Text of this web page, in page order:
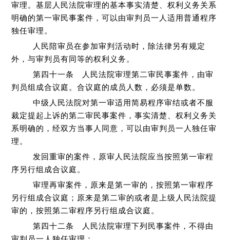
审理。基层人民法院审理的基本事实清楚、权利义务关系
明确的第一审民事案件，可以由审判员一人适用普通程序
独任审理。
人民陪审员在参加审判活动时，除法律另有规定
外，与审判员有同等的权利义务。
第四十一条 人民法院审理第二审民事案件，由审
判员组成合议庭。合议庭的成员人数，必须是单数。
中级人民法院对第一审适用简易程序审结或者不服
裁定提起上诉的第二审民事案件，事实清楚、权利义务关
系明确的，经双方当事人同意，可以由审判员一人独任审
理。
发回重审的案件，原审人民法院应当按照第一审程
序另行组成合议庭。
审理再审案件，原来是第一审的，按照第一审程序
另行组成合议庭；原来是第二审的或者是上级人民法院提
审的，按照第二审程序另行组成合议庭。
第四十二条 人民法院审理下列民事案件，不得由